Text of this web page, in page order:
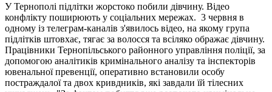
У Тернополі підлітки жорстоко побили дівчину. Відео
конфлікту поширюють у соціальних мережах. 3 червня в
одному із телеграм-каналів з'явилось відео, на якому група
підлітків штовхає, тягає за волосся та всіляко ображає дівчину.
Працівники Тернопільського районного управління поліції, за
допомогою аналітиків кримінального аналізу та інспекторів
ювенальної превенції, оперативно встановили особу
постраждалої та двох кривдників, які завдали їй тілесних